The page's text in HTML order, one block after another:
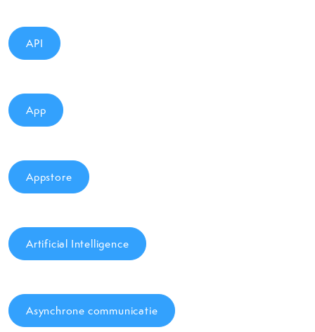
API
App
Appstore
Artificial Intelligence
Asynchrone communicatie